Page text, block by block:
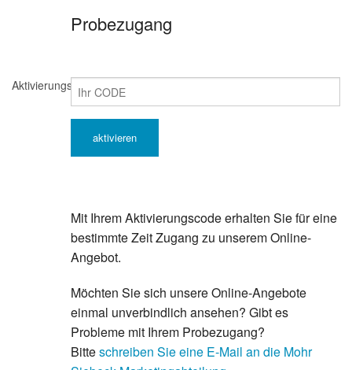
Probezugang
Aktivierungscode
Mit Ihrem Aktivierungscode erhalten Sie für eine
bestimmte Zeit Zugang zu unserem Online-
Angebot.
Möchten Sie sich unsere Online-Angebote
einmal unverbindlich ansehen? Gibt es
Probleme mit Ihrem Probezugang?
Bitteschreiben Sie eine E-Mail an die Mohr